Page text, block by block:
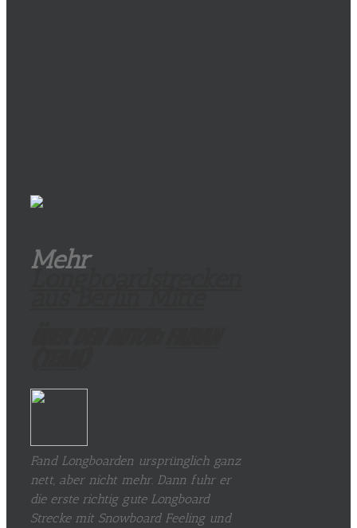
Mehr
Longboardstrecken
Fand Longboarden ursprünglich ganz
nett, aber nicht mehr. Dann fuhr er
die erste richtig gute Longboard
Strecke mit Snowboard Feeling und